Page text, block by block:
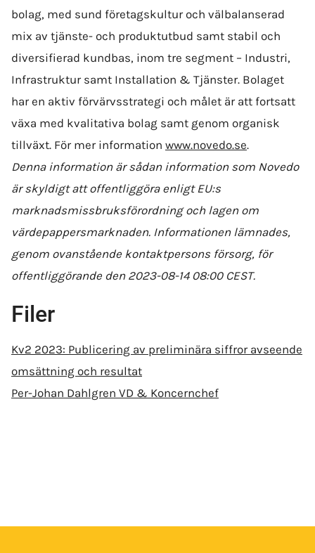
bolag, med sund företagskultur och välbalanserad
mix av tjänste- och produktutbud samt stabil och
diversifierad kundbas, inom tre segment – Industri,
Infrastruktur samt Installation & Tjänster. Bolaget
har en aktiv förvärvsstrategi och målet är att fortsatt
växa med kvalitativa bolag samt genom organisk
tillväxt. För mer information www.novedo.se.
Denna information är sådan information som Novedo
är skyldigt att offentliggöra enligt EU:s
marknadsmissbruksförordning och lagen om
värdepappersmarknaden. Informationen lämnades,
genom ovanstående kontaktpersons försorg, för
offentliggörande den 2023-08-14 08:00 CEST.
Filer
Kv2 2023: Publicering av preliminära siffror avseende
omsättning och resultat
Per-Johan Dahlgren VD & Koncernchef